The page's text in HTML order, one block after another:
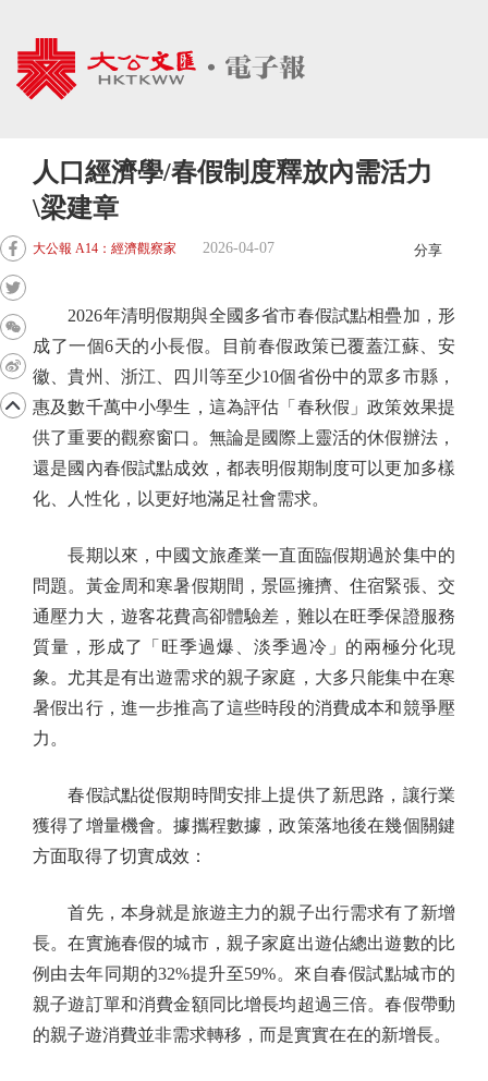
人口經濟學/春假制度釋放內需活力
\梁建章
大公報 A14：經濟觀察家 2026-04-07 分享
2026年清明假期與全國多省市春假試點相疊加，形
成了一個6天的小長假。目前春假政策已覆蓋江蘇、安
徽、貴州、浙江、四川等至少10個省份中的眾多市縣，
惠及數千萬中小學生，這為評估「春秋假」政策效果提
供了重要的觀察窗口。無論是國際上靈活的休假辦法，
還是國內春假試點成效，都表明假期制度可以更加多樣
化、人性化，以更好地滿足社會需求。
長期以來，中國文旅產業一直面臨假期過於集中的
問題。黃金周和寒暑假期間，景區擁擠、住宿緊張、交
通壓力大，遊客花費高卻體驗差，難以在旺季保證服務
質量，形成了「旺季過爆、淡季過冷」的兩極分化現
象。尤其是有出遊需求的親子家庭，大多只能集中在寒
暑假出行，進一步推高了這些時段的消費成本和競爭壓
力。
春假試點從假期時間安排上提供了新思路，讓行業
獲得了增量機會。據攜程數據，政策落地後在幾個關鍵
方面取得了切實成效：
首先，本身就是旅遊主力的親子出行需求有了新增
長。在實施春假的城市，親子家庭出遊佔總出遊數的比
例由去年同期的32%提升至59%。來自春假試點城市的
親子遊訂單和消費金額同比增長均超過三倍。春假帶動
的親子遊消費並非需求轉移，而是實實在在的新增長。